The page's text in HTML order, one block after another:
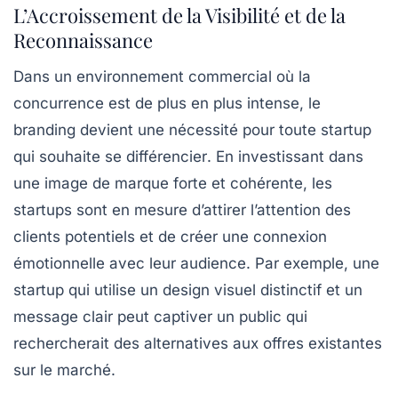
L’Accroissement de la Visibilité et de la
Reconnaissance
Dans un environnement commercial où la
concurrence est de plus en plus intense, le
branding devient une nécessité pour toute startup
qui souhaite se différencier. En investissant dans
une image de marque forte et cohérente, les
startups sont en mesure d’attirer l’attention des
clients potentiels et de créer une connexion
émotionnelle avec leur audience. Par exemple, une
startup qui utilise un design visuel distinctif et un
message clair peut captiver un public qui
rechercherait des alternatives aux offres existantes
sur le marché.